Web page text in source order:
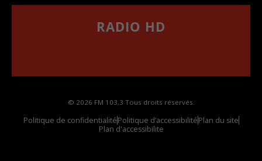
RADIO HD
© 2026 FM 103,3 Tous droits réservés.
Politique de confidentialitéPolitique d’accessibilitéPlan du site
Plan d'accessibilite